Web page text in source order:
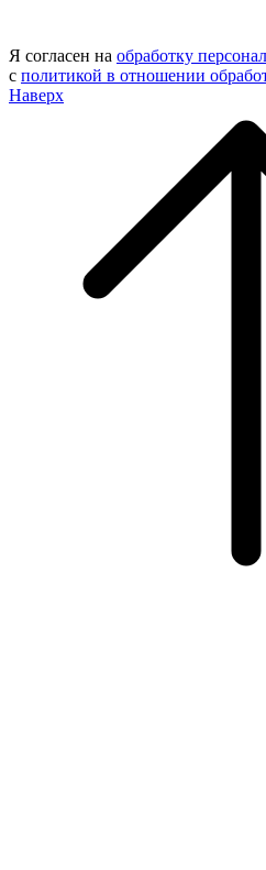
Я согласен на обработку
с политикой в отношении
Наверх